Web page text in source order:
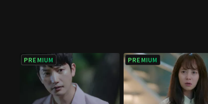
PREMIUM PREMIUM